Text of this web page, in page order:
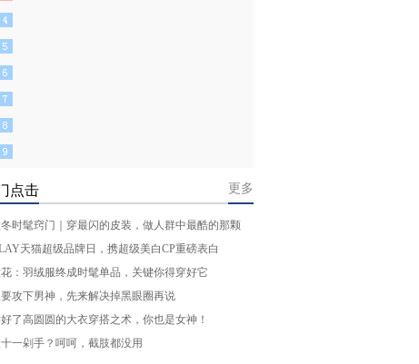
点击 更多
时髦窍门｜穿最闪的皮装，做人群中最酷的那颗
天猫超级品牌日，携超级美白CP重磅表白
：羽绒服终成时髦单品，关键你得穿好它
攻下男神，先来解决掉黑眼圈再说
了高圆圆的大衣穿搭之术，你也是女神！
一剁手？呵呵，截肢都没用